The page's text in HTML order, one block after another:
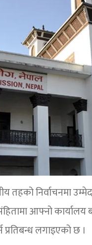
तहको निर्वाचनमा
आफ्नो
प्रतिबन्ध लगाइएको छ ।